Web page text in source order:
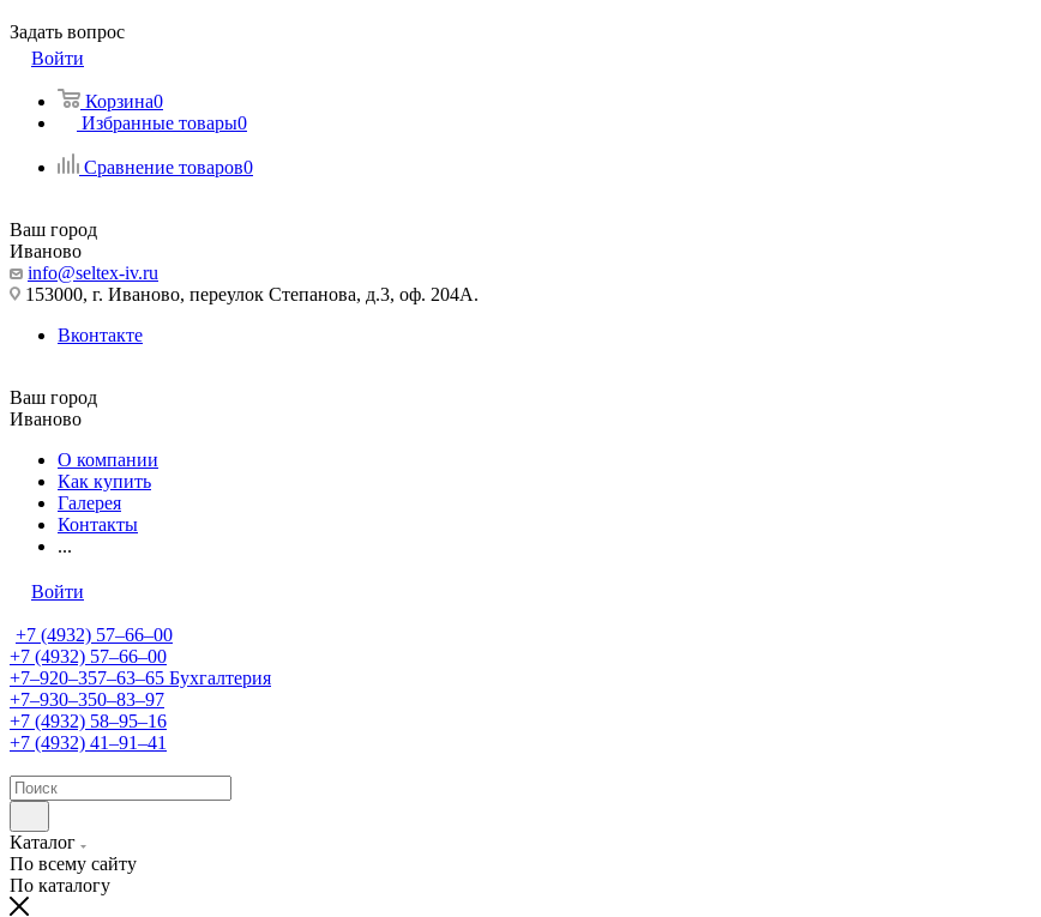
Задать вопрос
Войти
Корзина0
Избранные товары0
Сравнение товаров0
Ваш город
Иваново
info@seltex-iv.ru
153000, г. Иваново, переулок Степанова, д.3, оф. 204А.
Вконтакте
Ваш город
Иваново
О компании
Как купить
Галерея
Контакты
...
Войти
+7 (4932) 57‒66‒00
+7 (4932) 57‒66‒00
+7‒920‒357‒63‒65 Бухгалтерия
+7‒930‒350‒83‒97
+7 (4932) 58‒95‒16
+7 (4932) 41‒91‒41
Каталог
По всему сайту
По каталогу